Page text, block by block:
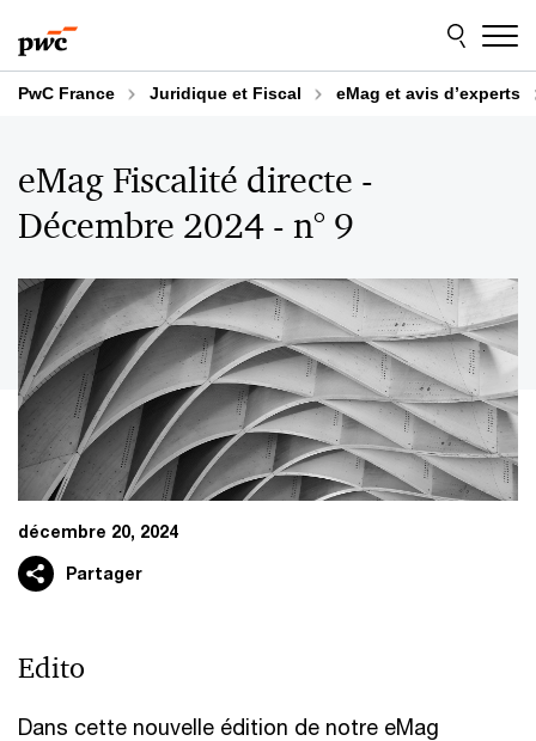
au
contenu
au
pied
dePwC France Juridique et Fiscal eMag et avis d’experts
eMag Fiscalité directe -
Décembre 2024 - n° 9
décembre 20, 2024
Partager
Edito
Dans cette nouvelle édition de notre eMag